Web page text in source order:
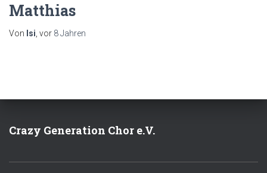
Matthias
Von Isi , vor 8 Jahren
Crazy Generation Chor e.V.